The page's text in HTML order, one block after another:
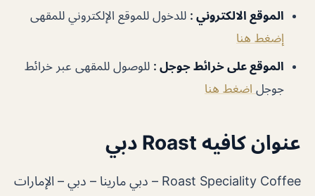
الموقع الالكتروني : للدخول للموقع الإلكتروني للمقهى
إضغط هنا
الموقع على خرائط جوجل : للوصول للمقهى عبر خرائط
جوجل اضغط هنا
عنوان كافيه Roast دبي
Roast Speciality Coffee – دبي مارينا – دبي – الإمارات